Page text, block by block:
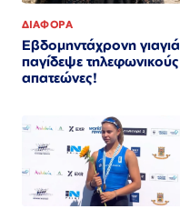
ΔΙΑΦΟΡΑ
Εβδομηντάχρονη γιαγιά
παγίδεψε τηλεφωνικούς
απατεώνες!